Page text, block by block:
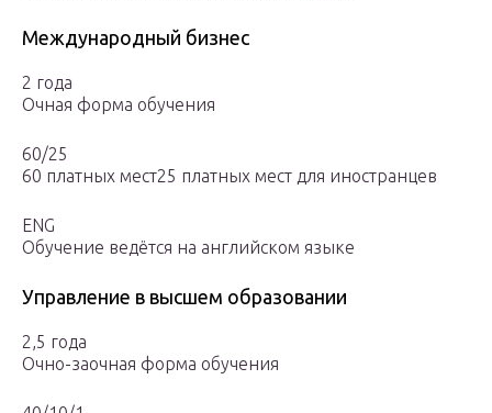
Международный бизнес
2 года
Очная форма обучения
60/25
60 платных мест25 платных мест для иностранцев
ENG
Обучение ведётся на английском языке
Управление в высшем образовании
2,5 года
Очно-заочная форма обучения